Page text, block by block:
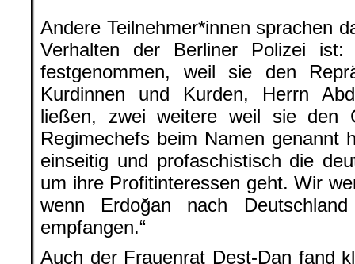
Andere Teilnehmer*innen sprachen
Verhalten der Berliner Polizei ist:
festgenommen, weil sie den
Kurdinnen und Kurden, Herrn
ließen, zwei weitere weil sie den
Regimechefs beim Namen genannt
einseitig und profaschistisch die
um ihre Profitinteressen geht. Wir
wenn Erdoğan nach
empfangen.“
Auch der Frauenrat Dest-Dan fand